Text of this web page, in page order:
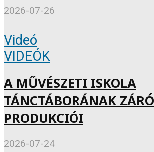
2026-07-26
Videó
VIDEÓK
A MŰVÉSZETI ISKOLA
TÁNCTÁBORÁNAK ZÁRÓ
PRODUKCIÓI
2026-07-24